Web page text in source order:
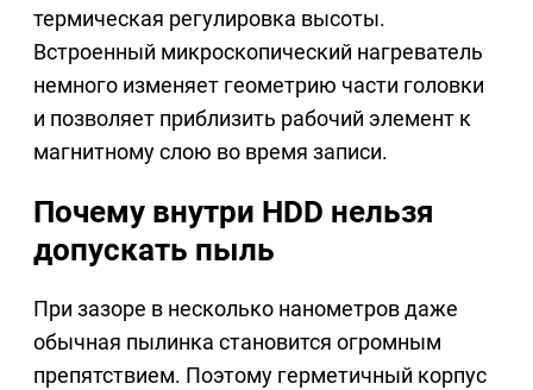
термическая регулировка высоты.
Встроенный микроскопический нагреватель
немного изменяет геометрию части головки
и позволяет приблизить рабочий элемент к
магнитному слою во время записи.
Почему внутри HDD нельзя
допускать пыль
При зазоре в несколько нанометров даже
обычная пылинка становится огромным
препятствием. Поэтому герметичный корпус